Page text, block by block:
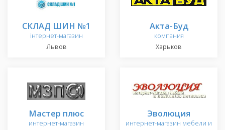
СКЛАД ШИН №1
інтернет-магазин
Львов
Акта-Буд
компания
Харьков
Мастер плюс
интернет-магазин
Эволюция
интернет-магазин мебели и